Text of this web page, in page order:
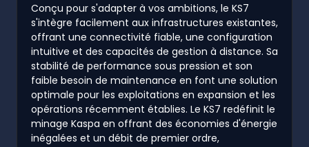
Conçu pour s'adapter à vos ambitions, le KS7
s'intègre facilement aux infrastructures existantes,
offrant une connectivité fiable, une configuration
intuitive et des capacités de gestion à distance. Sa
stabilité de performance sous pression et son
faible besoin de maintenance en font une solution
optimale pour les exploitations en expansion et les
opérations récemment établies. Le KS7 redéfinit le
minage Kaspa en offrant des économies d'énergie
inégalées et un débit de premier ordre,